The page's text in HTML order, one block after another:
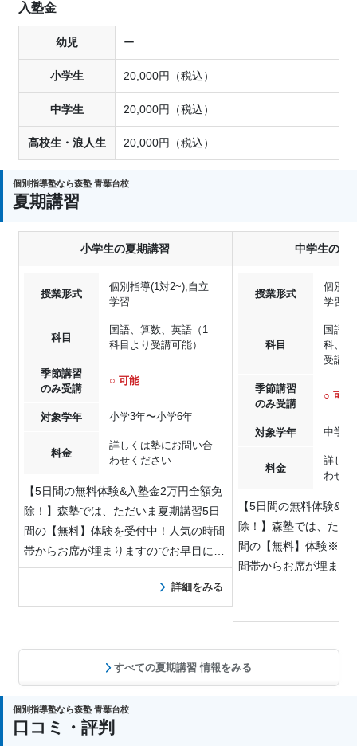
入塾金
幼児 ー
小学生 20,000円（税込）
中学生 20,000円（税込）
高校生・浪人生 20,000円（税込）
個別指導塾なら森塾 青葉台校
夏期講習
小学生の夏期講習
授業形式
個別指導(1対2~),自立
学習
科目
国語、算数、英語（1
科目より受講可能）
季節講習
のみ受講
○ 可能
対象学年 小学3年〜小学6年
料金
詳しくは塾にお問い合
わせください
【5日間の無料体験&入塾金2万円全額免
除！】森塾では、ただいま夏期講習5日
間の【無料】体験を受付中！人気の時間
帯からお席が埋まりますのでお早目にお
問…
詳細をみる
中学生の夏
授業形式
個別指
学習
科目
国語
科、社
受講可
季節講習
のみ受講
○ 可能
対象学年 中学1
料金
詳しく
わせく
【5日間の無料体験&
除！】森塾では、ただ
間の【無料】体験※を
間帯からお席が埋まり
お…
すべての夏期講習 情報をみる
個別指導塾なら森塾 青葉台校
口コミ・評判